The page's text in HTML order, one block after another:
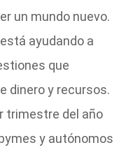
un mundo nuevo.
ayudando a
que
dinero y recursos.
trimestre del año
y autónomos